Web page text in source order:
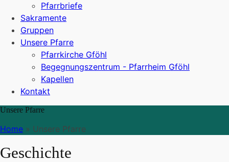
Pfarrbriefe
Sakramente
Gruppen
Unsere Pfarre
Pfarrkirche Gföhl
Begegnungszentrum - Pfarrheim Gföhl
Kapellen
Kontakt
Unsere Pfarre
Home » Unsere Pfarre
Geschichte